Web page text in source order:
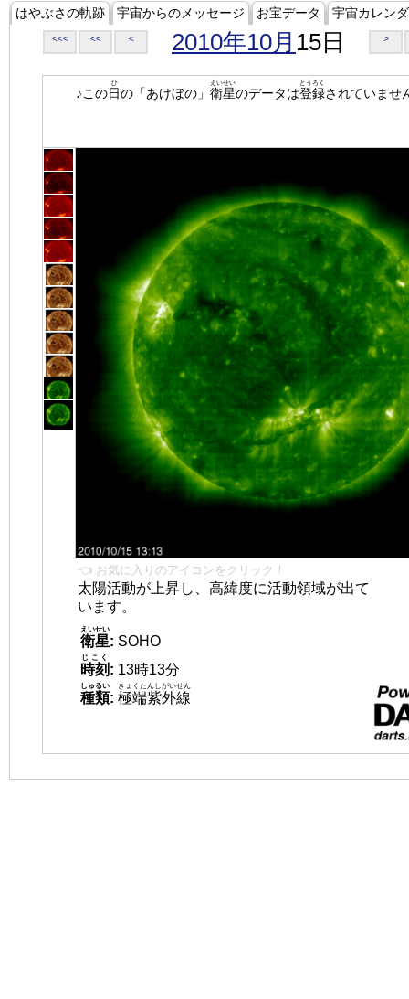
はやぶさの軌跡 宇宙からのメッセージ お宝データ 宇宙カレン
<<< << < 2010年10月 15日 >
♪この日
ひ
の「あけぼの」 衛星
えいせい
のデータは登録
とうろく
されていませ
👈 お気に入りのアイコンをクリック！
太陽活動が上昇し、高緯度に活動領域が出て
います。
衛星
えいせい
: SOHO
時刻
じこく
: 13時13分
種類
しゅるい
: 極端紫外線
きょくたんしがいせん